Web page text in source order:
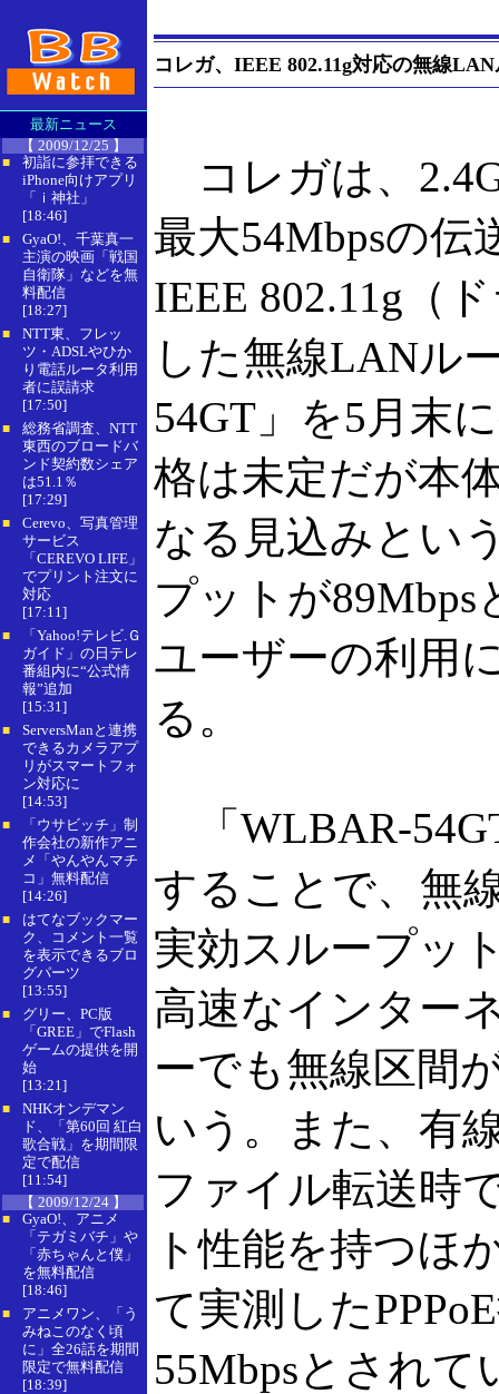
最新ニュース
【 2009/12/25 】
■
初詣に参拝できる
iPhone向けアプリ
「ｉ神社」
[18:46]
■
GyaO!、千葉真一
主演の映画「戦国
自衛隊」などを無
料配信
[18:27]
■
NTT東、フレッ
ツ・ADSLやひか
り電話ルータ利用
者に誤請求
[17:50]
■
総務省調査、NTT
東西のブロードバ
ンド契約数シェア
は51.1％
[17:29]
■
Cerevo、写真管理
サービス
「CEREVO LIFE」
でプリント注文に
対応
[17:11]
■
「Yahoo!テレビ.Ｇ
ガイド」の日テレ
番組内に“公式情
報”追加
[15:31]
■
ServersManと連携
できるカメラアプ
リがスマートフォ
ン対応に
[14:53]
■
「ウサビッチ」制
作会社の新作アニ
メ「やんやんマチ
コ」無料配信
[14:26]
■
はてなブックマー
ク、コメント一覧
を表示できるブロ
グパーツ
[13:55]
■
グリー、PC版
「GREE」でFlash
ゲームの提供を開
始
[13:21]
■
NHKオンデマン
ド、「第60回 紅白
歌合戦」を期間限
定で配信
[11:54]
【 2009/12/24 】
■
GyaO!、アニメ
「テガミバチ」や
「赤ちゃんと僕」
を無料配信
[18:46]
■
アニメワン、「う
みねこのなく頃
に」全26話を期間
限定で無料配信
[18:39]
コレガ、IEEE 802.11g対応の無線
コレガは、
最大54Mbpsの伝
IEEE 802.11g（
した無線LANル
54GT」を5月末
格は未定だが本
なる見込みとい
プットが
ユーザーの利用
る。
「WLBAR-
することで、無
実効スループッ
高速なインター
ーでも無線区間
いう。また、有
ファイル転送時
ト性能を持つほ
て実測した
55Mbpsとされて